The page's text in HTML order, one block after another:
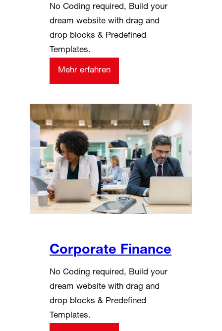
No Coding required, Build your
dream website with drag and
drop blocks & Predefined
Templates.
Mehr erfahren
Corporate Finance
No Coding required, Build your
dream website with drag and
drop blocks & Predefined
Templates.